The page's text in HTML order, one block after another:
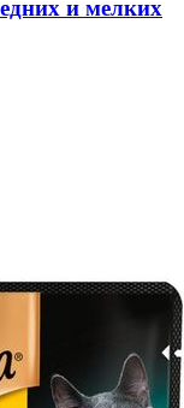
и мелких